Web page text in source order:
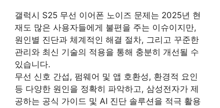
갤럭시 S25 무선 이어폰 노이즈 문제는 2025년 현
재도 많은 사용자들에게 불편을 주는 이슈이지만,
원인별 진단과 체계적인 해결 절차, 그리고 꾸준한
관리와 최신 기술의 적용을 통해 충분히 개선될 수
있습니다.
무선 신호 간섭, 펌웨어 및 앱 호환성, 환경적 요인
등 다양한 원인을 정확히 파악하고, 삼성전자가 제
공하는 공식 가이드 및 AI 진단 솔루션을 적극 활용